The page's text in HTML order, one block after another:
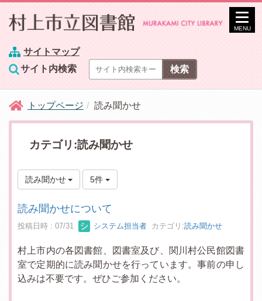
サイトマップ
サイト内検索
MENU
トップページ 読み聞かせ
カテゴリ:読み聞かせ
読み聞かせ 5件
読み聞かせについて
投稿日時 : 07/31 システム担当者 カテゴリ:読み聞かせ
村上市内の各図書館、図書室及び、関川村公民館図書
室で定期的に読み聞かせを行っています。事前の申し
込みは不要です。ぜひご参加ください。